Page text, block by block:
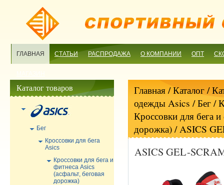
ГЛАВНАЯ СТАТЬИ РАСПРОДАЖА О КОМПАНИИ ОПТ
Главная/ Каталог /
одежды Asics /Бег/
Кроссовки для бега
дорожка)/ ASICS
ASICS GEL-
Каталог товаров
Бег
Кроссовки для бега
Asics
Кроссовки для бега и
фитнеса Asics
(асфальт, беговая
дорожка)